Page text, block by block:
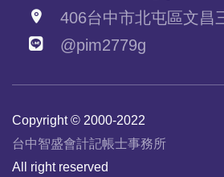
406台中市北屯區文昌
@pim2779g
Copyright © 2000-2022
台中智盛會計記帳士事務所
All right reserved